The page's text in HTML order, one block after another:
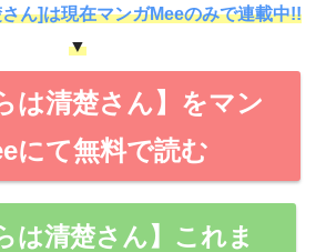
ん]は現在マンガMeeのみで連載中!!
▼
は清楚さん】をマン
にて無料で読む
は清楚さん】これま